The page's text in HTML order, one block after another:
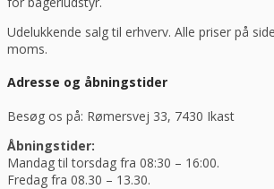
Udelukkende salg til erhverv. Alle priser på
moms.
Adresse og åbningstider
Besøg os på: Rømersvej 33, 7430 Ikast
Åbningstider:
Mandag til torsdag fra 08:30 – 16:00.
Fredag fra 08.30 – 13.30.